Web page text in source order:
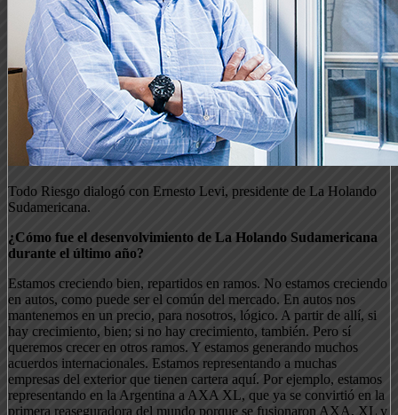
Todo Riesgo dialogó con Ernesto Levi, presidente de La Holando
Sudamericana.
¿Cómo fue el desenvolvimiento de La Holando Sudamericana
durante el último año?
Estamos creciendo bien, repartidos en ramos. No estamos creciendo
en autos, como puede ser el común del mercado. En autos nos
mantenemos en un precio, para nosotros, lógico. A partir de allí, si
hay crecimiento, bien; si no hay crecimiento, también. Pero sí
queremos crecer en otros ramos. Y estamos generando muchos
acuerdos internacionales. Estamos representando a muchas
empresas del exterior que tienen cartera aquí. Por ejemplo, estamos
representando en la Argentina a AXA XL, que ya se convirtió en la
primera reaseguradora del mundo porque se fusionaron AXA, XL y